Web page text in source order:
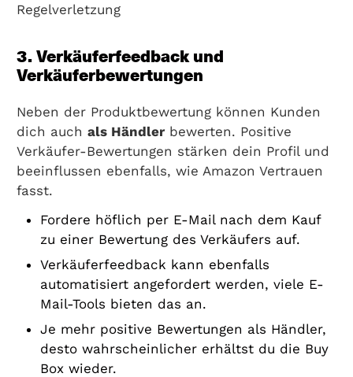
Regelverletzung
3. Verkäuferfeedback und
Verkäuferbewertungen
Neben der Produktbewertung können Kunden
dich auch als Händlerbewerten. Positive
Verkäufer-Bewertungen stärken dein Profil und
beeinflussen ebenfalls, wie Amazon Vertrauen
fasst.
Fordere höflich per E-Mail nach dem Kauf
zu einer Bewertung des Verkäufers auf.
Verkäuferfeedback kann ebenfalls
automatisiert angefordert werden, viele E-
Mail-Tools bieten das an.
Je mehr positive Bewertungen als Händler,
desto wahrscheinlicher erhältst du die Buy
Box wieder.